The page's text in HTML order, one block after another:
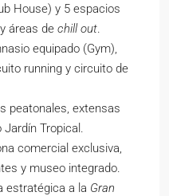
House) y 5 espacios
áreas de chill out
equipado (Gym),
running y circuito de
peatonales, extensas
Tropical.
comercial exclusiva,
y museo integrado.
estratégica a la Gran